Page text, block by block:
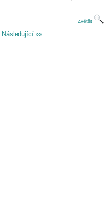
Zvětšit
Následující »»